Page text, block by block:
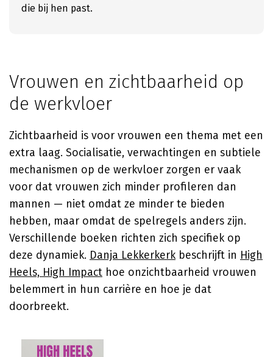
die bij hen past.
Vrouwen en zichtbaarheid op
de werkvloer
Zichtbaarheid is voor vrouwen een thema met een
extra laag. Socialisatie, verwachtingen en subtiele
mechanismen op de werkvloer zorgen er vaak
voor dat vrouwen zich minder profileren dan
mannen — niet omdat ze minder te bieden
hebben, maar omdat de spelregels anders zijn.
Verschillende boeken richten zich specifiek op
deze dynamiek. Danja Lekkerkerkbeschrijft in High
Heels, High Impact hoe onzichtbaarheid vrouwen
belemmert in hun carrière en hoe je dat
doorbreekt.